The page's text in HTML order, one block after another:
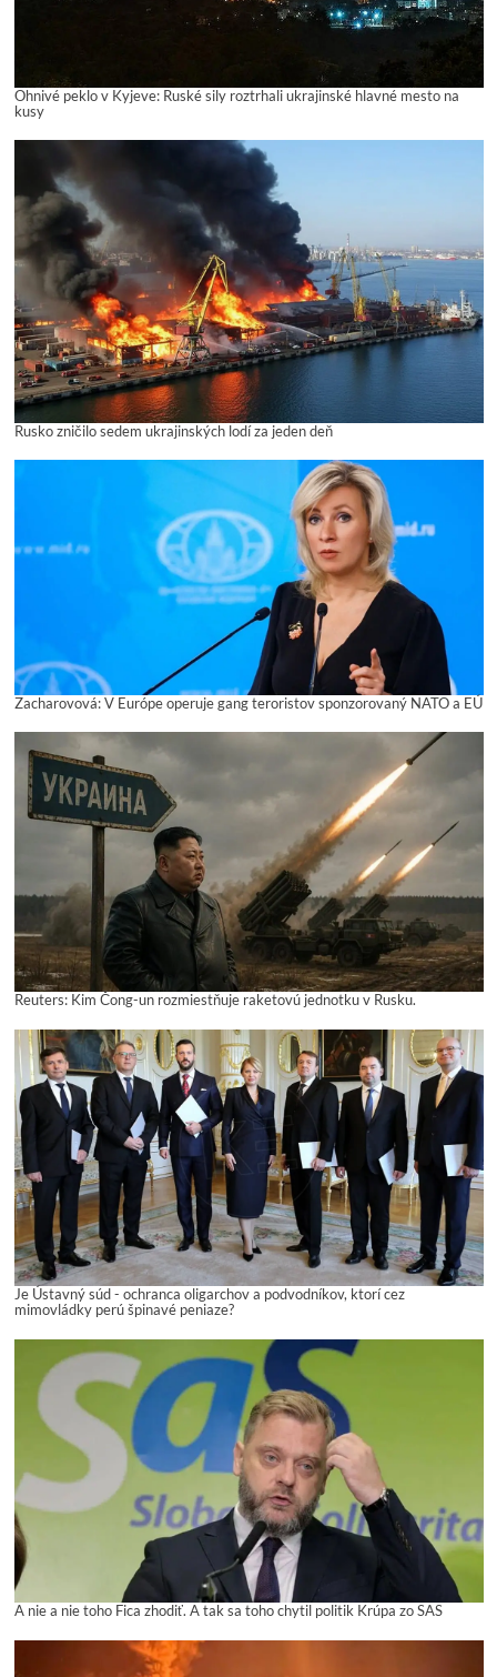
Ohnivé peklo v Kyjeve: Ruské sily roztrhali ukrajinské hlavné mesto na
kusy
Rusko zničilo sedem ukrajinských lodí za jeden deň
Zacharovová: V Európe operuje gang teroristov sponzorovaný NATO a EÚ
Reuters: Kim Čong-un rozmiestňuje raketovú jednotku v Rusku.
Je Ústavný súd - ochranca oligarchov a podvodníkov, ktorí cez
mimovládky perú špinavé peniaze?
A nie a nie toho Fica zhodiť. A tak sa toho chytil politik Krúpa zo SAS